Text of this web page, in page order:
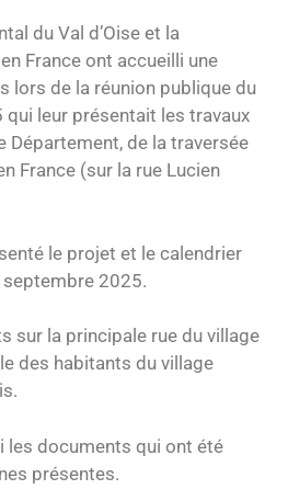
du Val d’Oise et la
France ont accueilli une
lors de la réunion publique du
leur présentait les travaux
Département, de la traversée
France (sur la rue Lucien
le projet et le calendrier
2025.
sur la principale rue du village
des habitants du village
les documents qui ont été
présentes.